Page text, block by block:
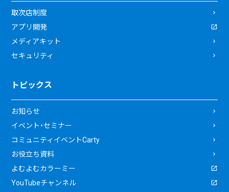
取次店制度
アプリ開発
メディアキット
セキュリティ
トピックス
お知らせ
イベント・セミナー
コミュニティイベントCarty
お役立ち資料
よむよむカラーミー
YouTubeチャンネル